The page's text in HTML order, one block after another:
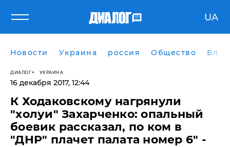
UA
Новости Украина россия Общество
ДИАЛОГ УКРАИНА
16 декабря 2017, 12:44
К Ходаковскому нагрянули
"холуи" Захарченко: опальный
боевик рассказал, по ком в
"ДНР" плачет палата номер 6" -